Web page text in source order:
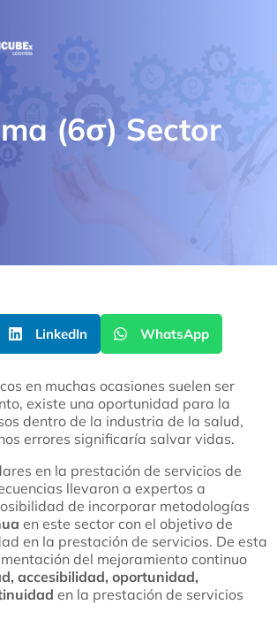
(6σ) Sector
LinkedIn WhatsApp
en muchas ocasiones suelen ser
existe una oportunidad para la
dentro de la industria de la salud,
errores significaría salvar vidas.
en la prestación de servicios de
llevaron a expertos a
de incorporar metodologías
en este sector con el objetivo de
en la prestación de servicios. De esta
del mejoramiento continuo
accesibilidad, oportunidad,
en la prestación de servicios